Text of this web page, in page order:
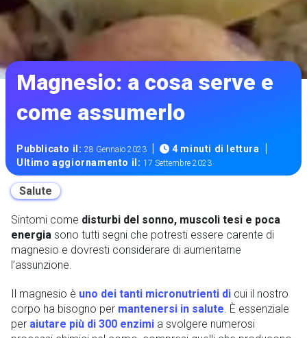
Magnesio: a cosa serve e
come assumerlo
Pubblicato il:28 Gennaio 2023 | 4 minuti di lettura |
Ultimo aggiornamento il:17 Settembre 2023
Salute
Sintomi come disturbi del sonno, muscoli tesi e poca
energia sono tutti segni che potresti essere carente di
magnesio e dovresti considerare di aumentarne
l’assunzione.
Il magnesio è uno dei tanti micronutrienti di cui il nostro
corpo ha bisogno per mantenersi in salute. È essenziale
per aiutare più di 300 enzimi a svolgere numerosi